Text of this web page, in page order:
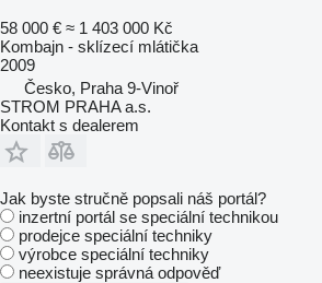
58 000 € ≈ 1 403 000 Kč
Kombajn - sklízecí mlátička
2009
Česko, Praha 9-Vinoř
STROM PRAHA a.s.
Kontakt s dealerem
Jak byste stručně popsali náš portál?
inzertní portál se speciální technikou
prodejce speciální techniky
výrobce speciální techniky
neexistuje správná odpověď